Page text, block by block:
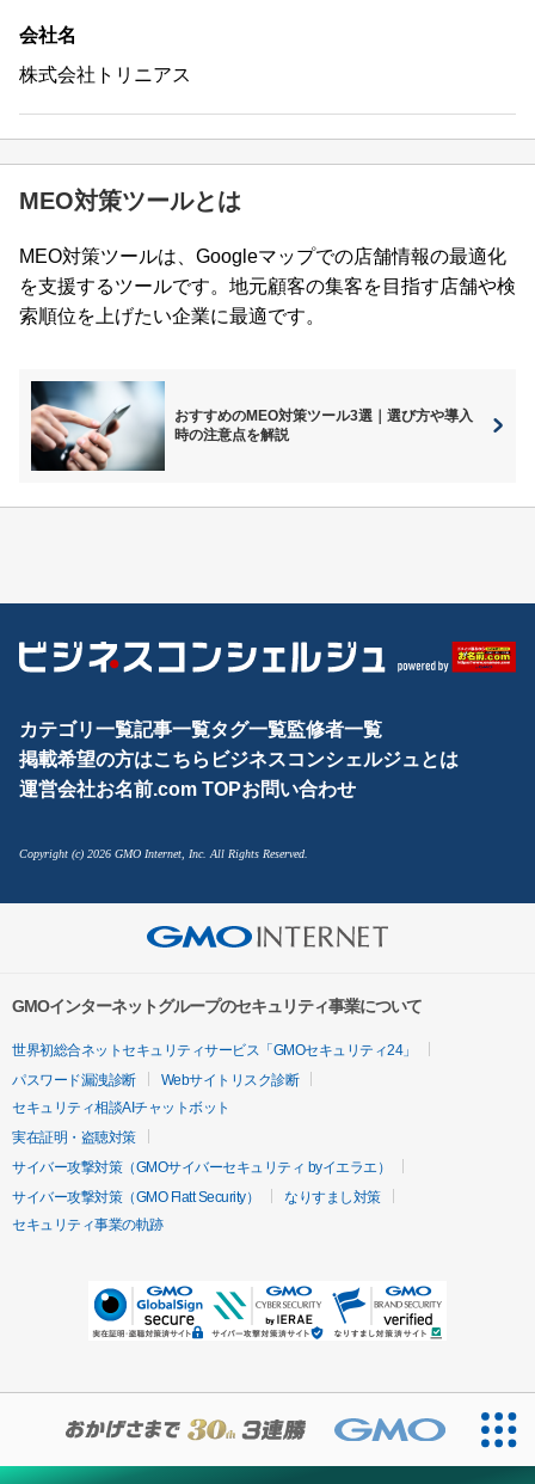
会社名
株式会社トリニアス
MEO対策ツールとは
MEO対策ツールは、Googleマップでの店舗情報の最適化
を支援するツールです。地元顧客の集客を目指す店舗や検
索順位を上げたい企業に最適です。
おすすめのMEO対策ツール3選｜選び方や導入
時の注意点を解説
カテゴリ一覧記事一覧タグ一覧監修者一覧
掲載希望の方はこちら ビジネスコンシェルジュとは
運営会社お名前.com TOPお問い合わせ
Copyright (c) 2026 GMO Internet, Inc. All Rights Reserved.
GMOインターネットグループのセキュリティ事業について
世界初総合ネットセキュリティサービス「GMOセキュリティ24」
パスワード漏洩診断
Webサイトリスク診断
セキュリティ相談AIチャットボット
実在証明・盗聴対策
サイバー攻撃対策（GMOサイバーセキュリティ byイエラエ）
サイバー攻撃対策（GMO Flatt Security）
なりすまし対策
セキュリティ事業の軌跡